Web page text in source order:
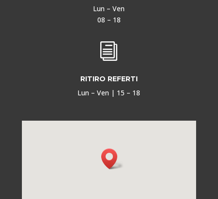
Lun – Ven
08 – 18
i
RITIRO REFERTI
Lun – Ven | 15 – 18